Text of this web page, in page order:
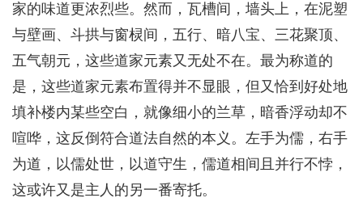
家的味道更浓烈些。然而，瓦槽间，墙头上，在泥塑
与壁画、斗拱与窗棂间，五行、暗八宝、三花聚顶、
五气朝元，这些道家元素又无处不在。最为称道的
是，这些道家元素布置得并不显眼，但又恰到好处地
填补楼内某些空白，就像细小的兰草，暗香浮动却不
喧哗，这反倒符合道法自然的本义。左手为儒，右手
为道，以儒处世，以道守生，儒道相间且并行不悖，
这或许又是主人的另一番寄托。